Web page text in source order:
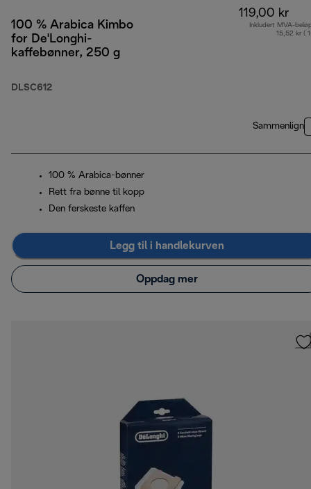
100 % Arabica Kimbo
for De'Longhi-
kaffebønner, 250 g
DLSC612
119,00 kr
Inkludert MVA-
15,52 kr (
Sammenlign
100 % Arabica-bønner
Rett fra bønne til kopp
Den ferskeste kaffen
Legg til i handlekurven
Oppdag mer